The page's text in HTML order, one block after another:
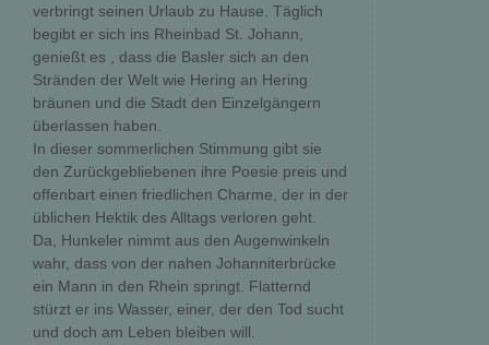
verbringt seinen Urlaub zu Hause. Täglich
begibt er sich ins Rheinbad St. Johann,
genießt es , dass die Basler sich an den
Stränden der Welt wie Hering an Hering
bräunen und die Stadt den Einzelgängern
überlassen haben.
In dieser sommerlichen Stimmung gibt sie
den Zurückgebliebenen ihre Poesie preis und
offenbart einen friedlichen Charme, der in der
üblichen Hektik des Alltags verloren geht.
Da, Hunkeler nimmt aus den Augenwinkeln
wahr, dass von der nahen Johanniterbrücke
ein Mann in den Rhein springt. Flatternd
stürzt er ins Wasser, einer, der den Tod sucht
und doch am Leben bleiben will.